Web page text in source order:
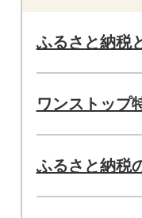
ふるさと納税
ワンストップ
ふるさと納税